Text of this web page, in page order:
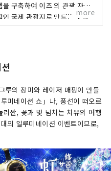
구축하여 이즈 의 관광 자원
인 국제 관광지로 만드는 것을
입니다. 이즈시 풍부한 자연과
접근성이 뛰어나 당일치기 여
상적인 곳입니다. [표지 이
항] 표지 사진은 이즈시 색칠하
서 수상한 작품입니다. 사진작
목: "빛의 눈을 색칠하다" 표
용 및 복제를 금지합니다. 표지
자세한 내용은 이즈시 관광정
세요.
more
루의 장미와 레이저 매핑이 만들
미네이션 쇼」나, 풍선이 떠오르
싼, 꽃과 빛 넘치는 치유의 여행
의 일루미네이션 이벤트이므로,